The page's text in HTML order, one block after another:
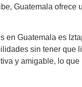
Guatemala
en Guatemala es
sin tener
y amigable, lo